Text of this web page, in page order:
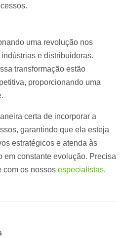
uma revolução nos
e distribuidoras.
transformação estão
proporcionando uma
certa de incorporar a
garantindo que ela esteja
estratégicos e atenda às
em constante evolução. Precisa
com os nossos especialistas.